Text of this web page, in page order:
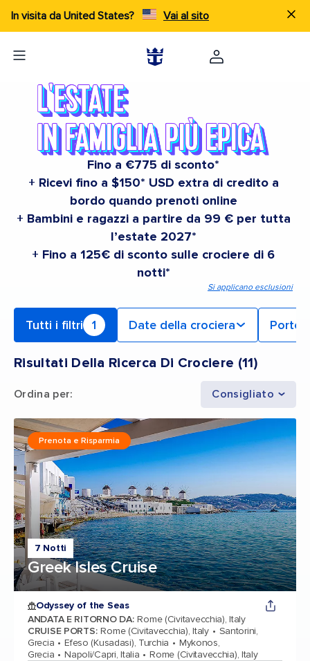
In visita da United States? Vai al sito
Fino a €775 di sconto*
+ Ricevi fino a $150* USD extra di credito a
bordo quando prenoti online
+ Bambini e ragazzi a partire da 99 € per tutta
l’estate 2027*
+ Fino a 125€ di sconto sulle crociere di 6
notti*
Si applicano esclusioni
Tutti i filtri 1 Date della crociera Porto
Risultati Della Ricerca Di Crociere (11)
Ordina per: Consigliato
7 Notti
Greek Isles Cruise
Prenota e Risparmia
Odyssey of the Seas
ANDATA E RITORNO DA: Rome (Civitavecchia), Italy
CRUISE PORTS: Rome (Civitavecchia), Italy
Santorini,
Grecia
Efeso (Kusadasi), Turchia
Mykonos,
Grecia
Napoli/Capri, Italia Rome (Civitavecchia), Italy